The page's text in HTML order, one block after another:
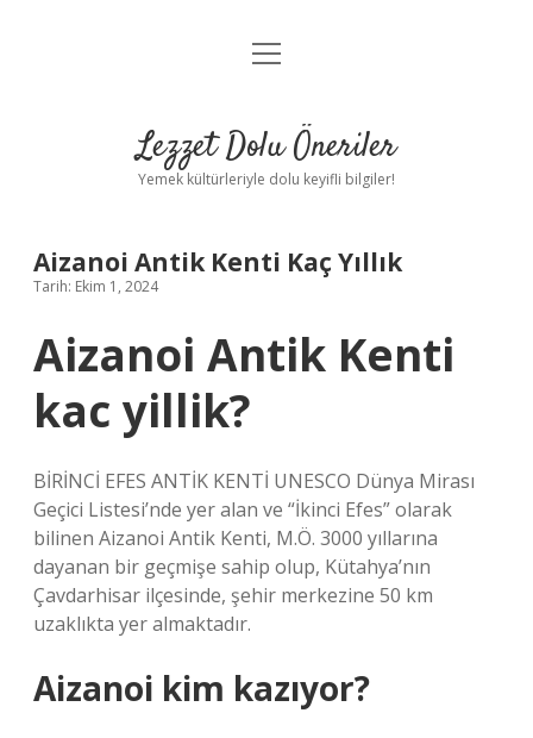
Anasayfa
Yasal Uyarı
menüyü
Lezzet Dolu Öneriler
Yemek kültürleriyle dolu keyifli bilgiler!
Aizanoi Antik Kenti Kaç Yıllık
Tarih: Ekim 1, 2024
Aizanoi Antik Kenti
kac yillik?
BİRİNCİ EFES ANTİK KENTİ UNESCO Dünya Mirası
Geçici Listesi’nde yer alan ve “İkinci Efes” olarak
bilinen Aizanoi Antik Kenti, M.Ö. 3000 yıllarına
dayanan bir geçmişe sahip olup, Kütahya’nın
Çavdarhisar ilçesinde, şehir merkezine 50 km
uzaklıkta yer almaktadır.
Aizanoi kim kazıyor?